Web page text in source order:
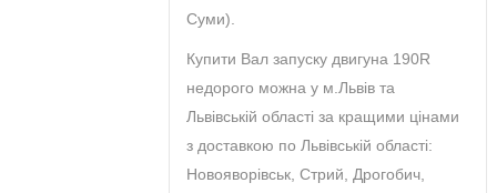
Суми).
Купити Вал запуску двигуна 190R
недорого можна у м.Львів та
Львівській області за кращими цінами
з доставкою по Львівській області:
Новояворівськ, Стрий, Дрогобич,